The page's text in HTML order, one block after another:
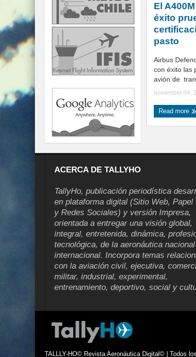
El
éxito
pasto
Airbus
con éxito las
avión de
noviembre 04,
Read more
ACERCA DE TALLYHO
TallyHo, publicación periodística
en plataforma digital (Sitio Web, Papel
y Redes Sociales) y versión Impresa,
orientada a entregar una visión global,
integral, entretenida, dinámica,
tecnológica, de la aeronáutica
internacional. Incorpora temas
con la aviación civil, ejecutiva,
militar, industrial, experimental,
entrenamiento, deportivo, social y
TALLLY-HO© Revista Aeronáutica Digital© | Todos